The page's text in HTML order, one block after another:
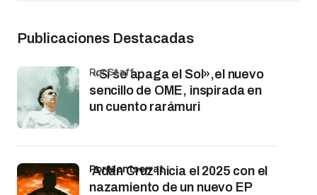
Publicaciones Destacadas
«Si se apaga el Sol»,el nuevo
sencillo de OME, inspirada en
un cuento rarámuri
por Staff
Adán Cruz inicia el 2025 con el
nazamiento de un nuevo EP
por Montserrat